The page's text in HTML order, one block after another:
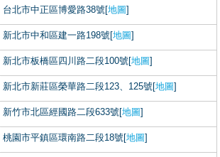
台北市中正區博愛路38號[地圖]
新北市中和區建一路198號[地圖]
新北市板橋區四川路二段100號[地圖]
新北市新莊區榮華路二段123、125號[地圖]
新竹市北區經國路二段633號[地圖]
桃園市平鎮區環南路二段18號[地圖]